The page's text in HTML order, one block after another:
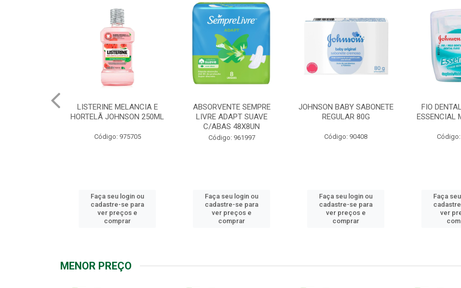
ABSORVENTE SEMPRE
LIVRE ADAPT SUAVE
Código: 961997
Faça seu login ou
cadastre-se para
ver preços e
comprar
JOHNSON BABY SABONETE
REGULAR 80G
Código: 90408
Faça seu login ou
cadastre-se para
ver preços e
comprar
FIO DENTAL JOHNSON
ESSENCIAL MENTA 100M
Código: 965462
Faça seu login ou
cadastre-se para
ver preços e
comprar
HASTES
COTONETE
Faça
ver
MENOR PREÇO